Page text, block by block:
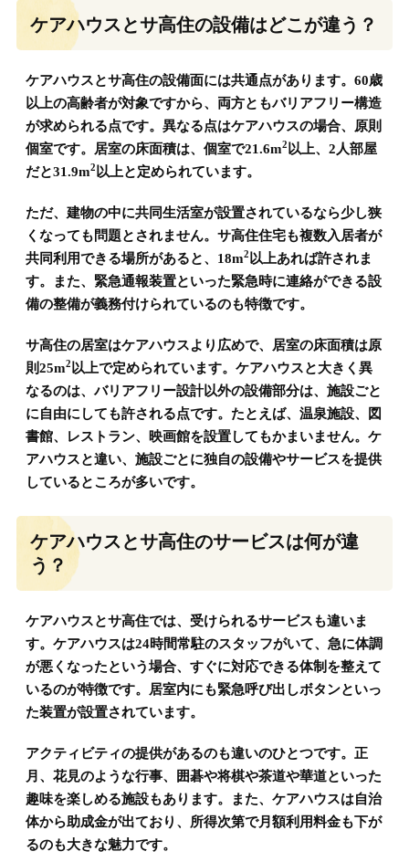
ケアハウスとサ高住の設備はどこが違う？
ケアハウスとサ高住の設備面には共通点があります。60歳
以上の高齢者が対象ですから、両方ともバリアフリー構造
が求められる点です。異なる点はケアハウスの場合、原則
個室です。居室の床面積は、個室で21.6m2 以上、2人部屋
だと31.9m2 以上と定められています。
ただ、建物の中に共同生活室が設置されているなら少し狭
くなっても問題とされません。サ高住住宅も複数入居者が
共同利用できる場所があると、18m2 以上あれば許されま
す。また、緊急通報装置といった緊急時に連絡ができる設
備の整備が義務付けられているのも特徴です。
サ高住の居室はケアハウスより広めで、居室の床面積は原
則25m2 以上で定められています。ケアハウスと大きく異
なるのは、バリアフリー設計以外の設備部分は、施設ごと
に自由にしても許される点です。たとえば、温泉施設、図
書館、レストラン、映画館を設置してもかまいません。ケ
アハウスと違い、施設ごとに独自の設備やサービスを提供
しているところが多いです。
ケアハウスとサ高住のサービスは何が違
う？
ケアハウスとサ高住では、受けられるサービスも違いま
す。ケアハウスは24時間常駐のスタッフがいて、急に体調
が悪くなったという場合、すぐに対応できる体制を整えて
いるのが特徴です。居室内にも緊急呼び出しボタンといっ
た装置が設置されています。
アクティビティの提供があるのも違いのひとつです。正
月、花見のような行事、囲碁や将棋や茶道や華道といった
趣味を楽しめる施設もあります。また、ケアハウスは自治
体から助成金が出ており、所得次第で月額利用料金も下が
るのも大きな魅力です。